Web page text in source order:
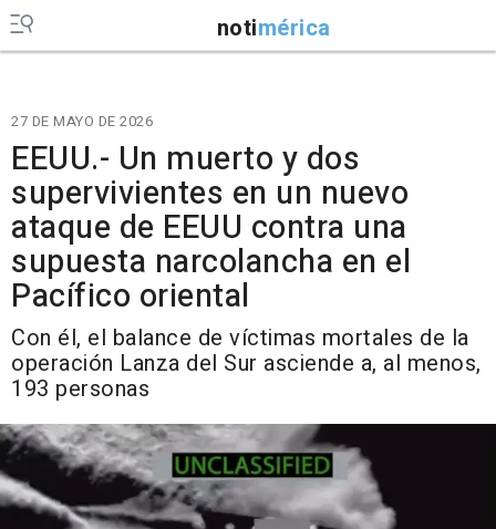
notimérica
27 DE MAYO DE 2026
EEUU.- Un muerto y dos
supervivientes en un nuevo
ataque de EEUU contra una
supuesta narcolancha en el
Pacífico oriental
Con él, el balance de víctimas mortales de la
operación Lanza del Sur asciende a, al menos,
193 personas